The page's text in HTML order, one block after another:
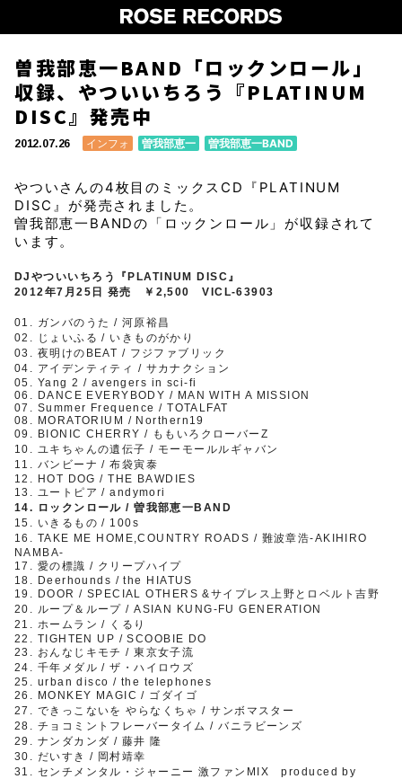
曽我部恵一BAND「ロックンロール」
収録、やついいちろう『PLATINUM
DISC』発売中
2012.07.26 インフォ 曽我部恵一 曽我部恵一BAND
やついさんの4枚目のミックスCD『PLATINUM
DISC』が発売されました。
曽我部恵一BANDの「ロックンロール」が収録されて
います。
DJやついいちろう『PLATINUM DISC』
2012年7月25日 発売 ￥2,500 VICL-63903
01. ガンバのうた / 河原裕昌
02. じょいふる / いきものがかり
03. 夜明けのBEAT / フジファブリック
04. アイデンティティ / サカナクション
05. Yang 2 / avengers in sci-fi
06. DANCE EVERYBODY / MAN WITH A MISSION
07. Summer Frequence / TOTALFAT
08. MORATORIUM / Northern19
09. BIONIC CHERRY / ももいろクローバーZ
10. ユキちゃんの遺伝子 / モーモールルギャバン
11. バンビーナ / 布袋寅泰
12. HOT DOG / THE BAWDIES
13. ユートピア / andymori
14. ロックンロール / 曽我部恵一BAND
15. いきるもの / 100s
16. TAKE ME HOME,COUNTRY ROADS / 難波章浩-AKIHIRO
NAMBA-
17. 愛の標識 / クリープハイプ
18. Deerhounds / the HIATUS
19. DOOR / SPECIAL OTHERS &サイプレス上野とロベルト吉野
20. ループ＆ループ / ASIAN KUNG-FU GENERATION
21. ホームラン / くるり
22. TIGHTEN UP / SCOOBIE DO
23. おんなじキモチ / 東京女子流
24. 千年メダル / ザ・ハイロウズ
25. urban disco / the telephones
26. MONKEY MAGIC / ゴダイゴ
27. できっこないを やらなくちゃ / サンボマスター
28. チョコミントフレーバータイム / バニラビーンズ
29. ナンダカンダ / 藤井 隆
30. だいすき / 岡村靖幸
31. センチメンタル・ジャーニー 激ファンMIX produced by